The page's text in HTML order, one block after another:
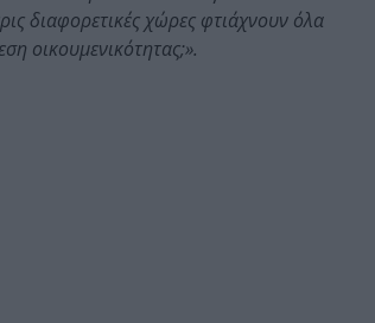
διαφορετικές χώρες φτιάχνουν όλα
οικουμενικότητας;».